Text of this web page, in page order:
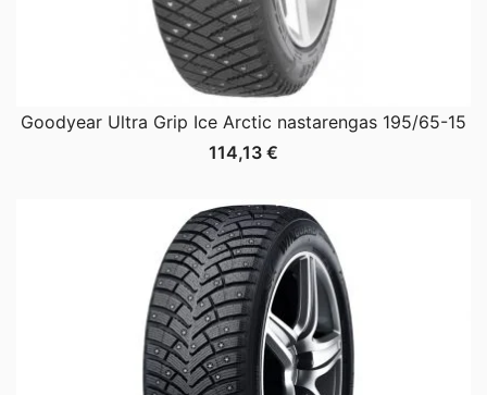
Goodyear Ultra Grip Ice Arctic nastarengas 195/65-15
114,13 €